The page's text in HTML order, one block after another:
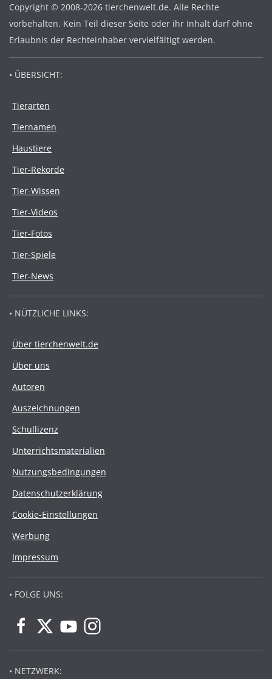
Copyright © 2008-2026 tierchenwelt.de. Alle Rechte
vorbehalten. Kein Teil dieser Seite oder ihr Inhalt darf ohne
Erlaubnis der Rechteinhaber vervielfältigt werden.
• ÜBERSICHT:
Tierarten
Tiernamen
Haustiere
Tier-Rekorde
Tier-Wissen
Tier-Videos
Tier-Fotos
Tier-Spiele
Tier-News
• NÜTZLICHE LINKS:
Über tierchenwelt.de
Über uns
Autoren
Auszeichnungen
Schullizenz
Unterrichtsmaterialien
Nutzungsbedingungen
Datenschutzerklärung
Cookie-Einstellungen
Werbung
Impressum
• FOLGE UNS:
• NETZWERK: